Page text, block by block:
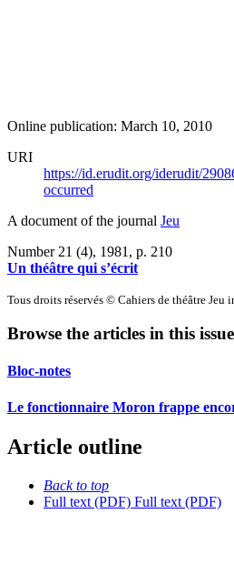
Online publication: March 10, 2010
URI
https://id.erudit.org/iderudit/
occurred
A document of the journal Jeu
Number 21 (4), 1981 , p. 210
Un théâtre qui s’écrit
Tous droits réservés © Cahiers de théâtre Jeu
Browse the articles in this issue
Bloc-notes
Le fonctionnaire Moron frappe
Article outline
Back to top
Full text (PDF) Full text (PDF)